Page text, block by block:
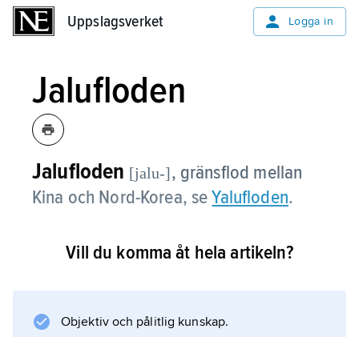
Uppslagsverket Logga in
Jalufloden
Jalufloden [jalu-], gränsflod mellan
Kina och Nord-Korea, seYalufloden.
Vill du komma åt hela artikeln?
Objektiv och pålitlig kunskap.